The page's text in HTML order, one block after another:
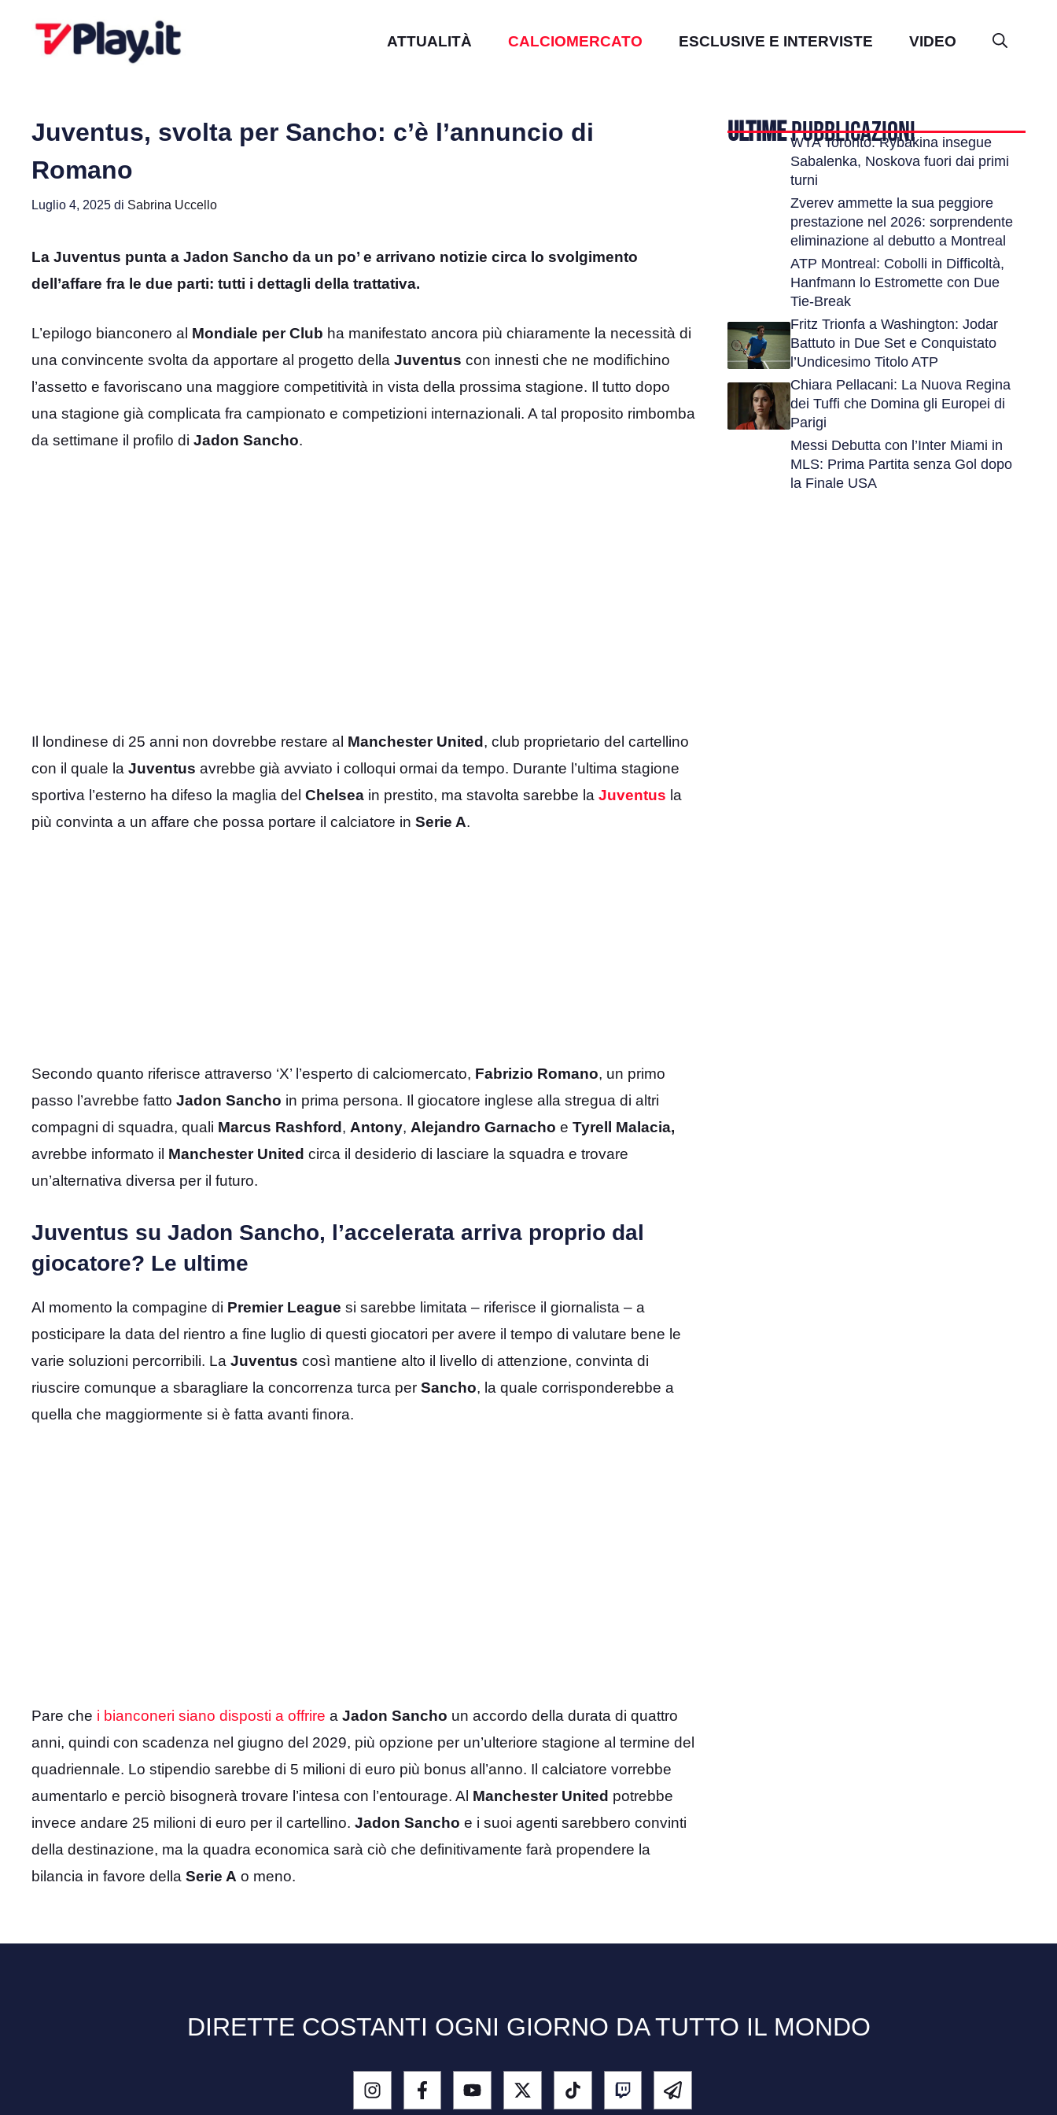
ATTUALITÀ CALCIOMERCATO ESCLUSIVE E INTERVISTE VIDEO
Juventus, svolta per Sancho: c’è l’annuncio di
Romano
Luglio 4, 2025 di Sabrina Uccello
La Juventus punta a Jadon Sancho da un po’ e arrivano notizie circa lo svolgimento
dell’affare fra le due parti: tutti i dettagli della trattativa.
L’epilogo bianconero al Mondiale per Club ha manifestato ancora più chiaramente la necessità di
una convincente svolta da apportare al progetto della Juventus con innesti che ne modifichino
l’assetto e favoriscano una maggiore competitività in vista della prossima stagione. Il tutto dopo
una stagione già complicata fra campionato e competizioni internazionali. A tal proposito rimbomba
da settimane il profilo di Jadon Sancho.
Il londinese di 25 anni non dovrebbe restare al Manchester United, club proprietario del cartellino
con il quale la Juventus avrebbe già avviato i colloqui ormai da tempo. Durante l’ultima stagione
sportiva l’esterno ha difeso la maglia del Chelsea in prestito, ma stavolta sarebbe la Juventus la
più convinta a un affare che possa portare il calciatore in Serie A.
Secondo quanto riferisce attraverso ‘X’ l’esperto di calciomercato, Fabrizio Romano, un primo
passo l’avrebbe fatto Jadon Sancho in prima persona. Il giocatore inglese alla stregua di altri
compagni di squadra, quali Marcus Rashford , Antony, Alejandro Garnacho e Tyrell Malacia,
avrebbe informato il Manchester United circa il desiderio di lasciare la squadra e trovare
un’alternativa diversa per il futuro.
Juventus su Jadon Sancho, l’accelerata arriva proprio dal
giocatore? Le ultime
Al momento la compagine di Premier League si sarebbe limitata – riferisce il giornalista – a
posticipare la data del rientro a fine luglio di questi giocatori per avere il tempo di valutare bene le
varie soluzioni percorribili. La Juventus così mantiene alto il livello di attenzione, convinta di
riuscire comunque a sbaragliare la concorrenza turca per Sancho, la quale corrisponderebbe a
quella che maggiormente si è fatta avanti finora.
Pare che i bianconeri siano disposti a offrire a Jadon Sancho un accordo della durata di quattro
anni, quindi con scadenza nel giugno del 2029, più opzione per un’ulteriore stagione al termine del
quadriennale. Lo stipendio sarebbe di 5 milioni di euro più bonus all’anno. Il calciatore vorrebbe
aumentarlo e perciò bisognerà trovare l’intesa con l’entourage. Al Manchester United potrebbe
invece andare 25 milioni di euro per il cartellino. Jadon Sancho e i suoi agenti sarebbero convinti
della destinazione, ma la quadra economica sarà ciò che definitivamente farà propendere la
bilancia in favore della Serie A o meno.
ULTIMEPUBBLICAZIONI
WTA Toronto: Rybakina insegue
Sabalenka, Noskova fuori dai primi
turni
Zverev ammette la sua peggiore
prestazione nel 2026: sorprendente
eliminazione al debutto a Montreal
ATP Montreal: Cobolli in Difficoltà,
Hanfmann lo Estromette con Due
Tie-Break
Fritz Trionfa a Washington: Jodar
Battuto in Due Set e Conquistato
l’Undicesimo Titolo ATP
Chiara Pellacani: La Nuova Regina
dei Tuffi che Domina gli Europei di
Parigi
Messi Debutta con l’Inter Miami in
MLS: Prima Partita senza Gol dopo
la Finale USA
DIRETTE COSTANTI OGNI GIORNO DA TUTTO IL MONDO